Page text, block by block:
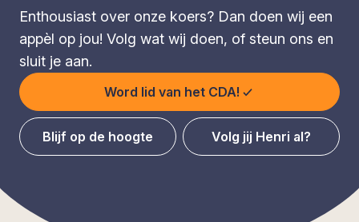
Enthousiast over onze koers? Dan doen wij een
appèl op jou! Volg wat wij doen, of steun ons en
sluit je aan.
Word lid van het CDA!
Blijf op de hoogte Volg jij Henri al?